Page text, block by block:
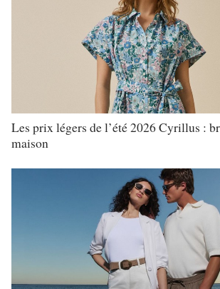
Les prix légers de l’été 2026 Cyrillus :
maison